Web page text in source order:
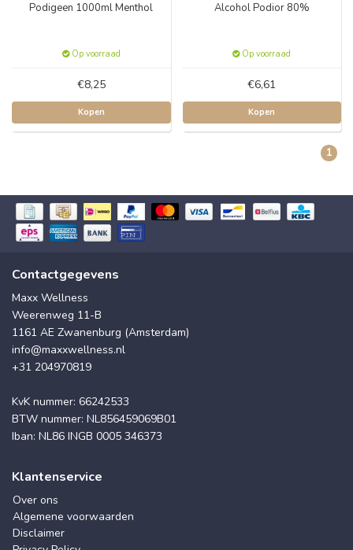
Podigeen 1000ml Menthol
Op voorraad
€8,25
Kopen
Alcohol Podior 80%
Op voorraad
€6,61
Kopen
1
Contactgegevens
Maxx Wellness
Weerenweg 11-B
1161 AE Zwanenburg (Amsterdam)
info@maxxwellness.nl
+31 204970819
KvK nummer: 66242533
BTW nummer: NL856459069B01
Iban: NL86 INGB 0005 346373
Klantenservice
Over ons
Algemene voorwaarden
Disclaimer